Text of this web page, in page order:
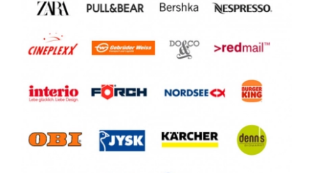
Schweißer in Leonding Vollzeit
(m/w/d)
Mitarbeiter:in Backoffice und
4020 Linz